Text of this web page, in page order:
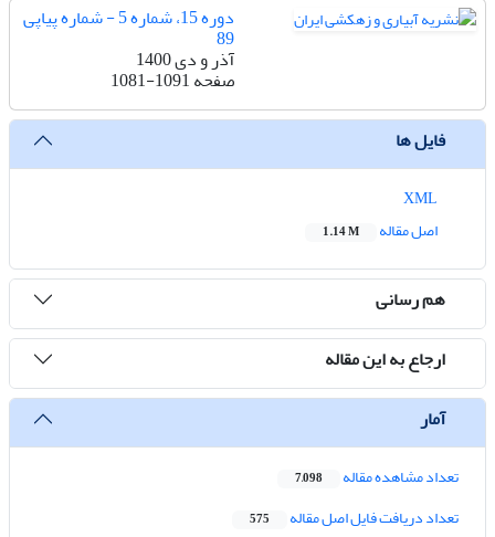
دوره 15، شماره 5 - شماره پیاپی
89
آذر و دی 1400
صفحه1081-1091
فایل ها
اصل مقاله
1.14 M
هم رسانی
ارجاع به این مقاله
آمار
تعداد مشاهده مقاله 7,098
تعداد دریافت فایل اصل مقاله 575